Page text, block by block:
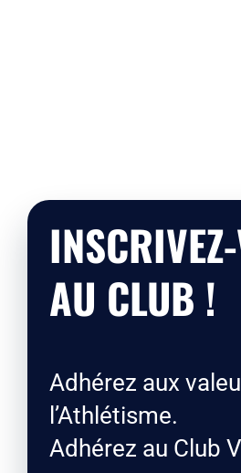
AU CLUB !
Adhérez aux
l’Athlétisme.
Adhérez au Club